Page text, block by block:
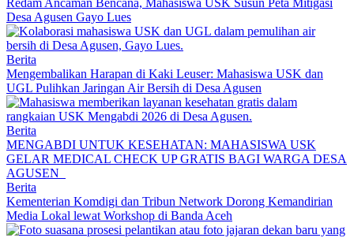
Desa Agusen Gayo Lues
Berita
Mengembalikan Harapan di Kaki Leuser: Mahasiswa USK dan
UGL Pulihkan Jaringan Air Bersih di Desa Agusen
Berita
MENGABDI UNTUK KESEHATAN: MAHASISWA USK
GELAR MEDICAL CHECK UP GRATIS BAGI WARGA DESA
AGUSEN
Berita
Kementerian Komdigi dan Tribun Network Dorong Kemandirian
Media Lokal lewat Workshop di Banda Aceh